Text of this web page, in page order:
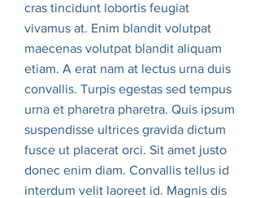
cras tincidunt lobortis feugiat
vivamus at. Enim blandit volutpat
maecenas volutpat blandit aliquam
etiam. A erat nam at lectus urna duis
convallis. Turpis egestas sed tempus
urna et pharetra pharetra. Quis ipsum
suspendisse ultrices gravida dictum
fusce ut placerat orci. Sit amet justo
donec enim diam. Convallis tellus id
interdum velit laoreet id. Magnis dis